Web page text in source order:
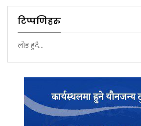
टिप्पणिहरु
लोड हुदै...